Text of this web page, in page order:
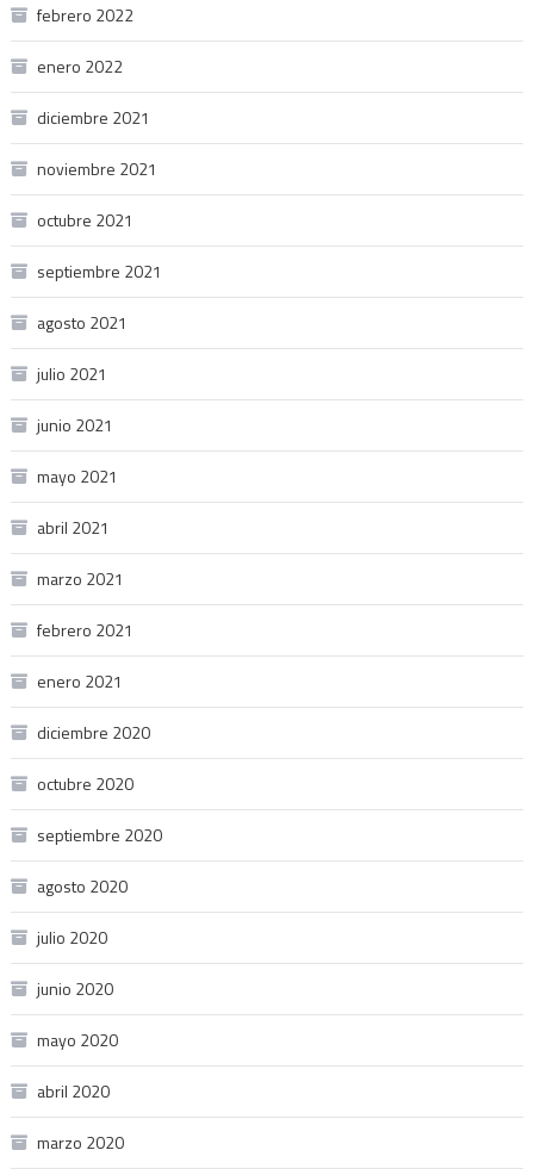
febrero 2022
enero 2022
diciembre 2021
noviembre 2021
octubre 2021
septiembre 2021
agosto 2021
julio 2021
junio 2021
mayo 2021
abril 2021
marzo 2021
febrero 2021
enero 2021
diciembre 2020
octubre 2020
septiembre 2020
agosto 2020
julio 2020
junio 2020
mayo 2020
abril 2020
marzo 2020